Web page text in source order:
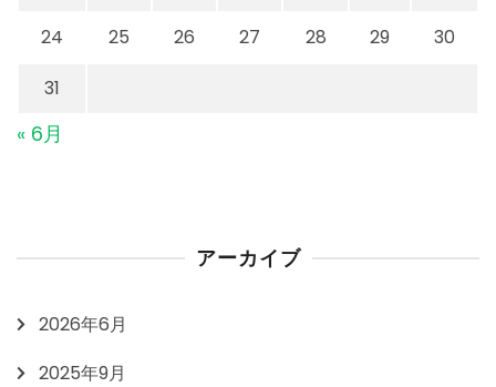
24
25 26 27 28 29
30
31
« 6月
アーカイブ
2026年6月
2025年9月